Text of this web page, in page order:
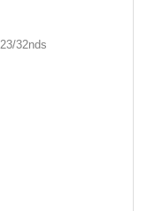
23/32nds